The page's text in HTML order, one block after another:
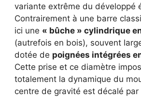
variante extrême du développé
Contrairement à une barre
ici une « bûche » cylindrique
(autrefois en bois), souvent
dotée de poignées intégrées
Cette prise et ce diamètre
totalement la dynamique du
centre de gravité est décalé